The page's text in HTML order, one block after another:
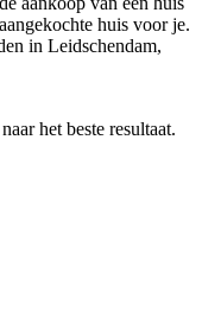
huis voor je.
in Leidschendam,
het beste resultaat.
service en ons
dan zijn wij dat ook.